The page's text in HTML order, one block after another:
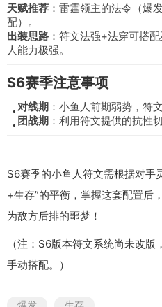
天赋推荐 ：雷霆领主的法令（爆
配）。
出装思路 ：符文法强+法穿可搭
人能力极强。
S6赛季注意事项
对线期 ：小鱼人前期弱势，符
团战期 ：利用符文提供的抗性
S6赛季的小鱼人符文需根据对手
+生存”的平衡，掌握这套配置后
为敌方后排的噩梦！
（注：S6版本符文系统尚未改
手动搭配。）
爆发 生存